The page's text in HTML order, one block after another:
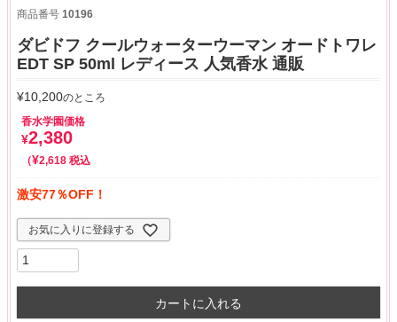
商品番号 10196
ダビドフ クールウォーターウーマン オードトワレ
EDT SP 50ml レディース 人気香水 通販
¥10,200のところ
香水学園価格
¥2,380
¥2,618 税込
激安77％OFF！
お気に入りに登録する
カートに入れる